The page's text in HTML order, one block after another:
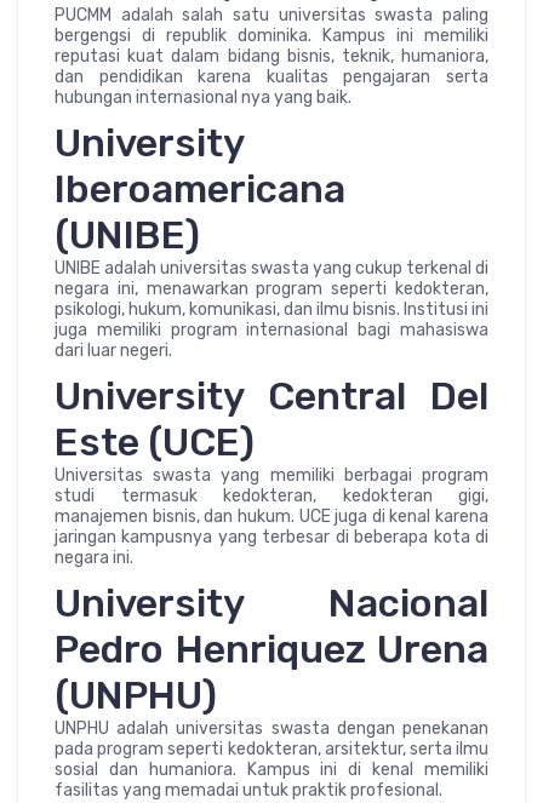
PUCMM adalah salah satu universitas swasta paling
bergengsi di republik dominika. Kampus ini memiliki
reputasi kuat dalam bidang bisnis, teknik, humaniora,
dan pendidikan karena kualitas pengajaran serta
hubungan internasional nya yang baik.
University
Iberoamericana
(UNIBE)
UNIBE adalah universitas swasta yang cukup terkenal di
negara ini, menawarkan program seperti kedokteran,
psikologi, hukum, komunikasi, dan ilmu bisnis. Institusi ini
juga memiliki program internasional bagi mahasiswa
dari luar negeri.
University Central Del
Este (UCE)
Universitas swasta yang memiliki berbagai program
studi termasuk kedokteran, kedokteran gigi,
manajemen bisnis, dan hukum. UCE juga di kenal karena
jaringan kampusnya yang terbesar di beberapa kota di
negara ini.
University Nacional
Pedro Henriquez Urena
(UNPHU)
UNPHU adalah universitas swasta dengan penekanan
pada program seperti kedokteran, arsitektur, serta ilmu
sosial dan humaniora. Kampus ini di kenal memiliki
fasilitas yang memadai untuk praktik profesional.